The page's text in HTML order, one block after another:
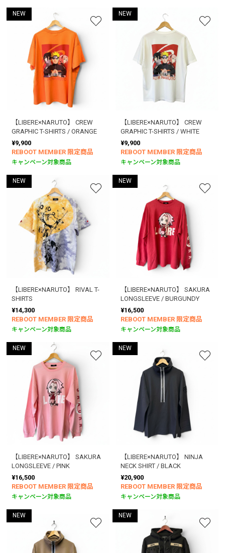
NEW
【LIBERE×NARUTO】 CREW
GRAPHIC T-SHIRTS / ORANGE
¥9,900
REBOOT MEMBER 限定商品
キャンペーン対象商品
NEW
【LIBERE×NARUTO】 CREW
GRAPHIC T-SHIRTS / WHITE
¥9,900
REBOOT MEMBER 限定商品
キャンペーン対象商品
NEW
【LIBERE×NARUTO】 RIVAL T-
SHIRTS
¥14,300
REBOOT MEMBER 限定商品
キャンペーン対象商品
NEW
【LIBERE×NARUTO】 SAKURA
LONGSLEEVE / BURGUNDY
¥16,500
REBOOT MEMBER 限定商品
キャンペーン対象商品
NEW
【LIBERE×NARUTO】 SAKURA
LONGSLEEVE / PINK
¥16,500
REBOOT MEMBER 限定商品
キャンペーン対象商品
NEW
【LIBERE×NARUTO】 NINJA
NECK SHIRT / BLACK
¥20,900
REBOOT MEMBER 限定商品
キャンペーン対象商品
NEW NEW